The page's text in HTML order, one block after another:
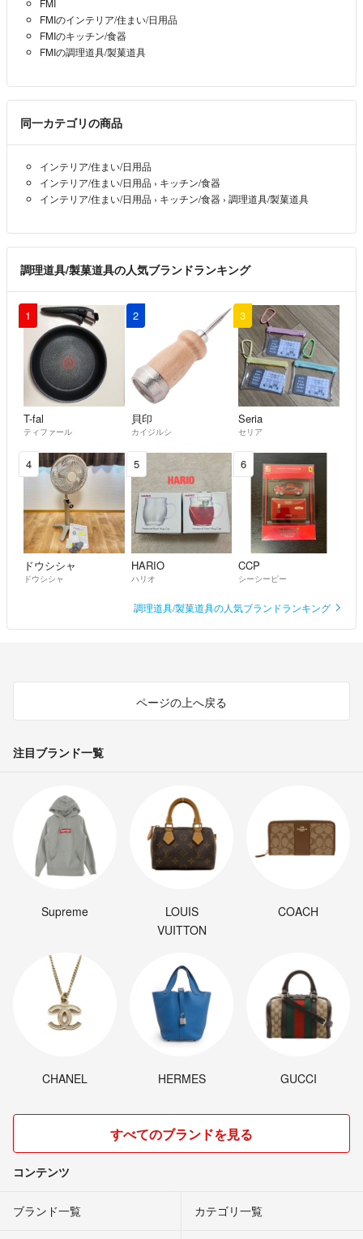
FMI
FMIのインテリア/住まい/日用品
FMIのキッチン/食器
FMIの調理道具/製菓道具
同一カテゴリの商品
インテリア/住まい/日用品
インテリア/住まい/日用品 › キッチン/食器
インテリア/住まい/日用品 › キッチン/食器 › 調理道具/製菓道具
調理道具/製菓道具の人気ブランドランキング
1
T-fal
ティファール
2
貝印
カイジルシ
3
Seria
セリア
4
ドウシシャ
ドウシシャ
5
HARIO
ハリオ
6
CCP
シーシーピー
調理道具/製菓道具の人気ブランドランキング
ページの上へ戻る
注目ブランド一覧
Supreme
LOUIS
VUITTON
COACH
CHANEL HERMES GUCCI
すべてのブランドを見る
コンテンツ
ブランド一覧 カテゴリ一覧